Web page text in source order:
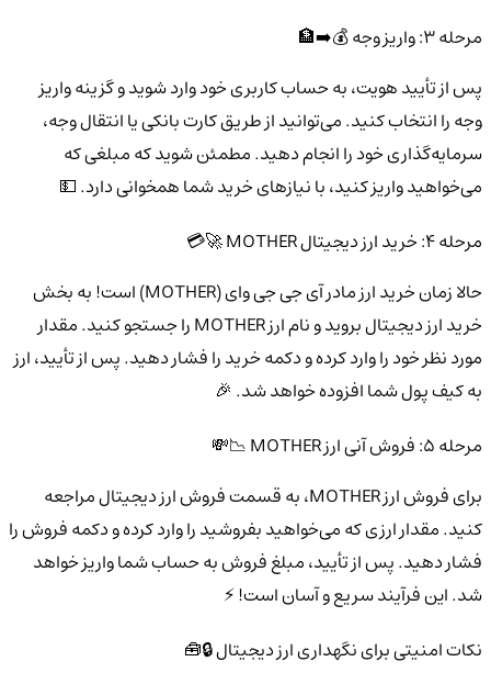
مرحله ۳: واریز وجه 💰➡️🏦
پس از تأیید هویت، به حساب کاربری خود وارد شوید و گزینه واریز
وجه را انتخاب کنید. می‌توانید از طریق کارت بانکی یا انتقال وجه،
سرمایه‌گذاری خود را انجام دهید. مطمئن شوید که مبلغی که
می‌خواهید واریز کنید، با نیازهای خرید شما همخوانی دارد. 💵
مرحله ۴: خرید ارز دیجیتال MOTHER 🚀💳
حالا زمان خرید ارز مادر آی جی جی وای (MOTHER) است! به بخش
خرید ارز دیجیتال بروید و نام ارز MOTHER را جستجو کنید. مقدار
مورد نظر خود را وارد کرده و دکمه خرید را فشار دهید. پس از تأیید، ارز
به کیف پول شما افزوده خواهد شد. 🎉
مرحله ۵: فروش آنی ارز MOTHER 📉💸
برای فروش ارز MOTHER، به قسمت فروش ارز دیجیتال مراجعه
کنید. مقدار ارزی که می‌خواهید بفروشید را وارد کرده و دکمه فروش را
فشار دهید. پس از تأیید، مبلغ فروش به حساب شما واریز خواهد
شد. این فرآیند سریع و آسان است! ⚡
نکات امنیتی برای نگهداری ارز دیجیتال 🔒🧰